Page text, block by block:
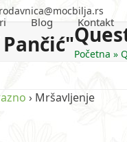
Blog Kontakt
Početna »
› Mršavljenje